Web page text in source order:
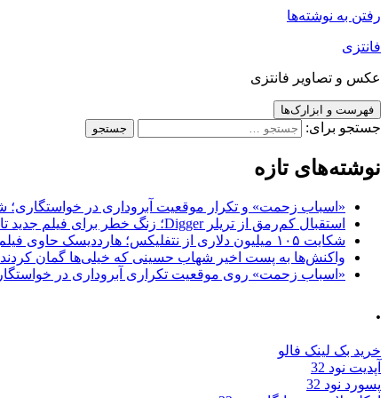
رفتن به نوشته‌ها
فانتزی
عکس و تصاویر فانتزی
فهرست و ابزارک‌ها
جستجو برای:
نوشته‌های تازه
«اسباب زحمت» و تکرار موقعیت آبروداری در خواستگاری؛ شباهت به
استقبال کم‌رمق از تریلر Digger؛ زنگ خطر برای فیلم جدید تام کروز و برادران وارنر
شکایت ۱۰۵ میلیون دلاری از نتفلیکس؛ هارددیسک حاوی فیلم جدید نیکلاس کیج به سرقت رفت
واکنش‌ها به پست اخیر شهاب حسینی که خیلی‌ها گمان کردند
«اسباب زحمت» روی موقعیت تکراری آبروداری در خواستگاری دست
.
خرید بک لینک فالو
آپدیت نود 32
پسورد نود 32